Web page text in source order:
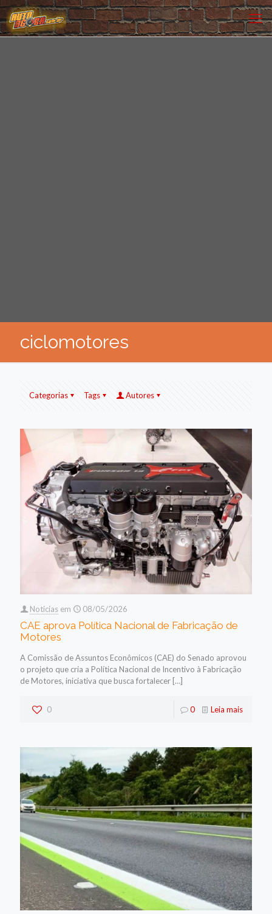
ciclomotores
Categorias Tags Autores
Noticias em 08/05/2026
CAE aprova Política Nacional de Fabricação de
Motores
A Comissão de Assuntos Econômicos (CAE) do Senado aprovou
o projeto que cria a Política Nacional de Incentivo à Fabricação
de Motores, iniciativa que busca fortalecer […]
0 0 Leia mais